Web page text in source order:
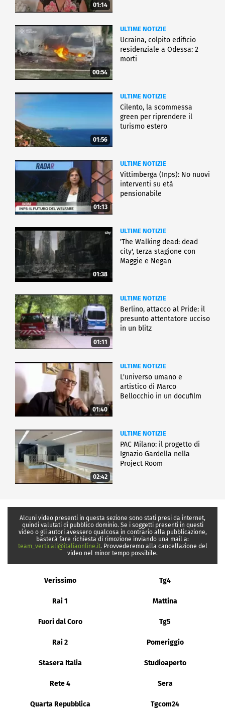
01:14
00:54
ULTIME NOTIZIE
Ucraina, colpito edificio
residenziale a Odessa: 2
morti
01:56
ULTIME NOTIZIE
Cilento, la scommessa
green per riprendere il
turismo estero
01:13
ULTIME NOTIZIE
Vittimberga (Inps): No nuovi
interventi su età
pensionabile
01:38
ULTIME NOTIZIE
'The Walking dead: dead
city', terza stagione con
Maggie e Negan
01:11
ULTIME NOTIZIE
Berlino, attacco al Pride: il
presunto attentatore ucciso
in un blitz
01:40
ULTIME NOTIZIE
L'universo umano e
artistico di Marco
Bellocchio in un docufilm
02:42
ULTIME NOTIZIE
PAC Milano: il progetto di
Ignazio Gardella nella
Project Room
Alcuni video presenti in questa sezione sono stati presi da internet,
quindi valutati di pubblico dominio. Se i soggetti presenti in questi
video o gli autori avessero qualcosa in contrario alla pubblicazione,
basterà fare richiesta di rimozione inviando una mail a:
team_verticali@italiaonline.it. Provvederemo alla cancellazione del
video nel minor tempo possibile.
Verissimo Tg4
Rai 1 Mattina
Fuori dal Coro Tg5
Rai 2 Pomeriggio
Stasera Italia Studioaperto
Rete 4 Sera
Quarta Repubblica Tgcom24